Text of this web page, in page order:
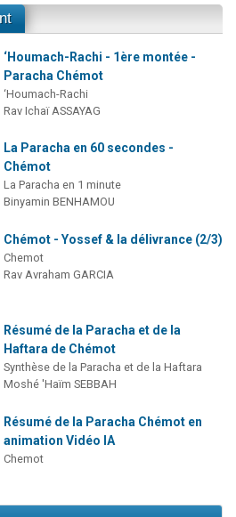
‘Houmach-Rachi - 1ère montée -
Paracha Chémot
‘Houmach-Rachi
Rav Ichaï ASSAYAG
La Paracha en 60 secondes -
Chémot
La Paracha en 1 minute
Binyamin BENHAMOU
Chémot - Yossef & la délivrance (2/3)
Chemot
Rav Avraham GARCIA
Résumé de la Paracha et de la
Haftara de Chémot
Synthèse de la Paracha et de la Haftara
Moshé 'Haïm SEBBAH
Résumé de la Paracha Chémot en
animation Vidéo IA
Chemot